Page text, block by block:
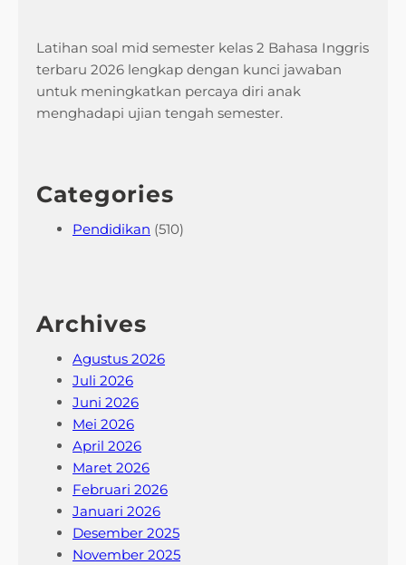
Latihan soal mid semester kelas 2 Bahasa Inggris
terbaru 2026 lengkap dengan kunci jawaban
untuk meningkatkan percaya diri anak
menghadapi ujian tengah semester.
Categories
Pendidikan (510)
Archives
Agustus 2026
Juli 2026
Juni 2026
Mei 2026
April 2026
Maret 2026
Februari 2026
Januari 2026
Desember 2025
November 2025